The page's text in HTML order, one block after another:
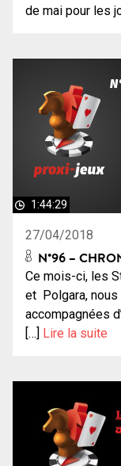
de mai pour les
1:44:29
27/04/2018
N°96 –
Ce mois-ci, les
et Polgara,
accompagnées
[…] Lire la suite